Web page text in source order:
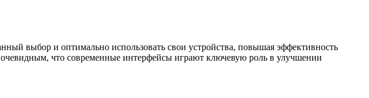
выбор и оптимально использовать свои устройства, повышая эффективность
что современные интерфейсы играют ключевую роль в улучшении